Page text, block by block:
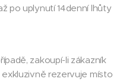
po uplynutí 14denní lhůty
zakoupí-li zákazník
rezervuje místo